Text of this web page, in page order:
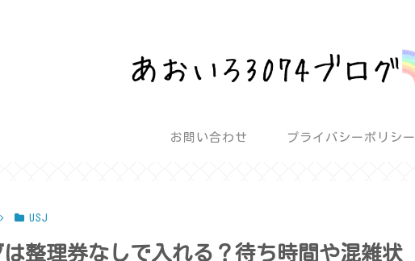
お問い合わせ プライバシーポリシー
USJ
は整理券なしで入れる？待ち時間や混雑状